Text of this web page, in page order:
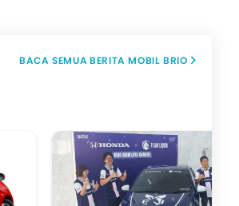
BERITA MOBIL BRIO